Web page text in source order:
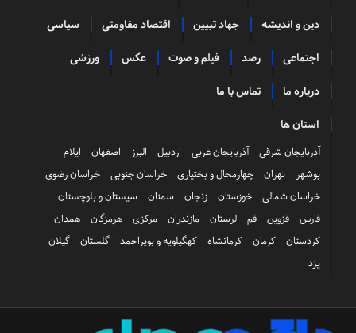
دین و اندیشه جهاد تبیین اقتصاد مقاومتی سیاسی
اجتماعی رصد فیلم و صوت عکس ورزشی
درباره ما تماس با ما
استان ها
آذربایجان شرقی آذربایجان غربی اردبیل البرز اصفهان
ایلام
بوشهر
تهران چهارمحال و بختیاری خراسان جنوبی
خراسان رضوی
خراسان شمالی
خوزستان زنجان سمنان
سیستان و بلوچستان
فارس
قزوین قم لرستان مازندران مرکزی هرمزگان
همدان
کردستان
کرمان کرمانشاه کهگیلویه و بویراحمد گلستان
گیلان
یزد